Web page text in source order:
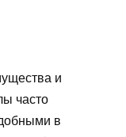
и
часто
в